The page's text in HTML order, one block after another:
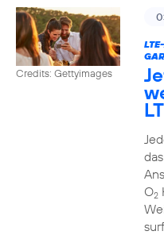
Credits: Gettyimages
O2